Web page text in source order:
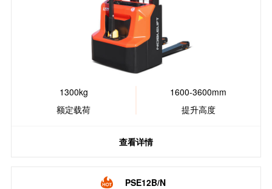
1300kg
额定载荷
1600-3600mm
提升高度
查看详情
PSE12B/N